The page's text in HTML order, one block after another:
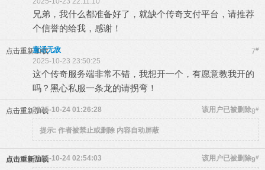
兄弟，我什么都准备好了，就缺个传奇支付平台，请推荐
个信誉的给我，感谢！
点击重新加载 7#
童话无敌
2025-10-23 23:50:25
这个传奇服务端非常不错，我想开一个，有愿意教我开的
吗？黑心私服一条龙的请拐弯！
点击重新加载 8#
该用户已被删除
2025-10-24 01:26:28
提示: 作者被禁止或删除 内容自动屏蔽
点击重新加载 9#
该用户已被删除
2025-10-24 02:54:03